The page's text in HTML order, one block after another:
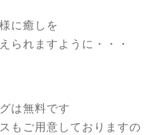
に癒しを
られますように・・・
は無料です
もご用意しておりますの